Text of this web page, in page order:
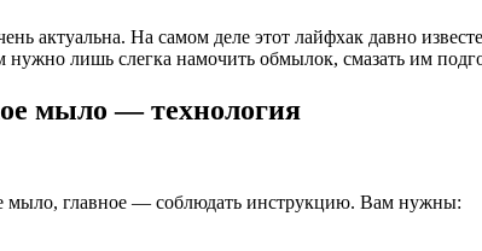
актуальна. На самом деле этот лайфхак давно
лишь слегка намочить обмылок, смазать им
мыло — технология
мыло, главное — соблюдать инструкцию. Вам нужны: